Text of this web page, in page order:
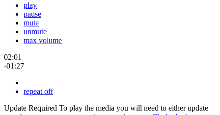
play
pause
mute
unmute
max volume
02:01
-01:27
repeat off
Update Required To play the media you will need to either update